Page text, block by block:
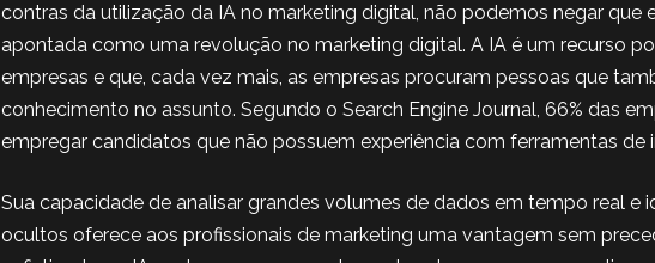
contras da utilização da IA no marketing digital, não podemos negar que
apontada como uma revolução no marketing digital. A IA é um recurso
empresas e que, cada vez mais, as empresas procuram pessoas que
conhecimento no assunto. Segundo o Search Engine Journal, 66% das
empregar candidatos que não possuem experiência com ferramentas de
Sua capacidade de analisar grandes volumes de dados em tempo real e
ocultos oferece aos profissionais de marketing uma vantagem sem